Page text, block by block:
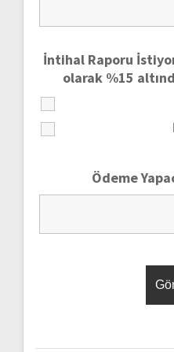
İntihal Raporu
olarak %15
Ödeme